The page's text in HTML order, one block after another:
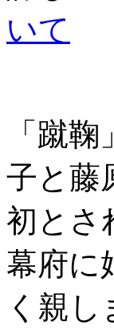
いて
「蹴
子と藤
初とさ
幕府に
く親